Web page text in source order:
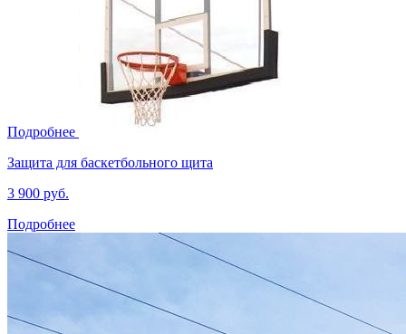
Подробнее
Защита для баскетбольного щита
3 900 руб.
Подробнее